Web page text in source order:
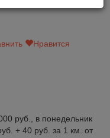
Нравится
руб., в понедельник
+ 40 руб. за 1 км. от